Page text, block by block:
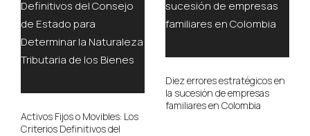
Activos Fijos o Movibles: Los
Criterios Definitivos del
Diez errores estratégicos en
la sucesión de empresas
familiares en Colombia